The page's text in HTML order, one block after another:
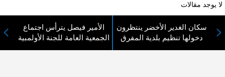
لا يوجد مقالات
سكان الغدير الأخضر ينتظرون
دخولها تنظيم بلدية المفرق
الأمير فيصل يترأس اجتماع
الجمعية العامة للجنة الأولمبية
لا مانع من الإقتباس وإعادة النشر شريط ذكر المصدر ( المدينة نيوز ) - الآراء والتعليقات
المنشورة تعبر عن رأي أصحابها فقط